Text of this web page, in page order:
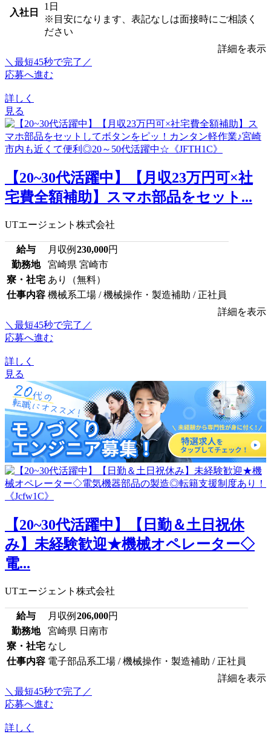
入社日
1日
※目安になります、表記なしは面接時にご相談く
ださい
詳細を表示
＼最短45秒で完了／
応募へ進む
詳しく
見る
【20~30代活躍中】【月収23万円可×社
宅費全額補助】スマホ部品をセット...
UTエージェント株式会社
給与 月収例 230,000円
勤務地
宮崎県 宮崎市
寮・社宅 あり（無料）
仕事内容 機械系工場 / 機械操作・製造補助 / 正社員
詳細を表示
＼最短45秒で完了／
応募へ進む
詳しく
見る
【20~30代活躍中】【日勤＆土日祝休
み】未経験歓迎★機械オペレーター◇
電...
UTエージェント株式会社
給与 月収例 206,000円
勤務地
宮崎県 日南市
寮・社宅 なし
仕事内容 電子部品系工場 / 機械操作・製造補助 / 正社員
詳細を表示
＼最短45秒で完了／
応募へ進む
詳しく